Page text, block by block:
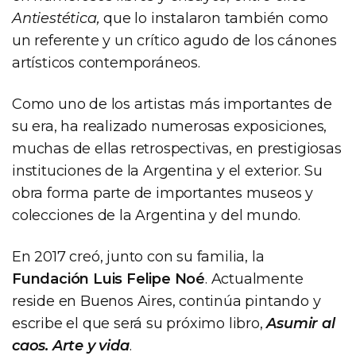
Antiestética, que lo instalaron también como
un referente y un crítico agudo de los cánones
artísticos contemporáneos.
Como uno de los artistas más importantes de
su era, ha realizado numerosas exposiciones,
muchas de ellas retrospectivas, en prestigiosas
instituciones de la Argentina y el exterior. Su
obra forma parte de importantes museos y
colecciones de la Argentina y del mundo.
En 2017 creó, junto con su familia, la
Fundación Luis Felipe Noé. Actualmente
reside en Buenos Aires, continúa pintando y
escribe el que será su próximo libro,Asumir al
caos. Arte y vida.